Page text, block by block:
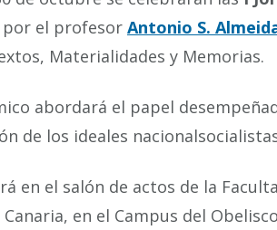
por el profesor Antonio S.
Materialidades y Memorias.
abordará el papel
de los ideales
en el salón de actos de la
Canaria, en el Campus del